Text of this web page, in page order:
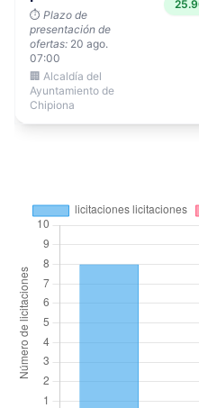
⏱️ Plazo de
presentación de
ofertas: 20 ago.
07:00
🏢 Alcaldía del
Ayuntamiento de
Chipiona